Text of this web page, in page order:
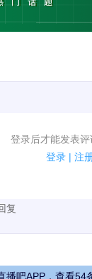
登录后才能发表评
登录 | 注
论了！
复
播吧APP，查看54